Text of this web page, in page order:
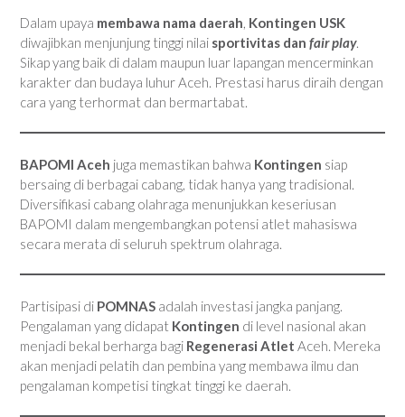
Dalam upaya membawa nama daerah Kontingen USK
diwajibkan menjunjung tinggi nilai sportivitas dan fair play.
Sikap yang baik di dalam maupun luar lapangan mencerminkan
karakter dan budaya luhur Aceh. Prestasi harus diraih dengan
cara yang terhormat dan bermartabat.
BAPOMI Aceh juga memastikan bahwa Kontingen siap
bersaing di berbagai cabang, tidak hanya yang tradisional.
Diversifikasi cabang olahraga menunjukkan keseriusan
BAPOMI dalam mengembangkan potensi atlet mahasiswa
secara merata di seluruh spektrum olahraga.
Partisipasi di POMNAS adalah investasi jangka panjang.
Pengalaman yang didapat Kontingen di level nasional akan
menjadi bekal berharga bagi Regenerasi Atlet Aceh. Mereka
akan menjadi pelatih dan pembina yang membawa ilmu dan
pengalaman kompetisi tingkat tinggi ke daerah.